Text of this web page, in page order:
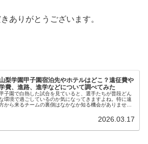
ありがとうございます。
山梨学園甲子園宿泊先やホテルはどこ？遠征費や
費、進路、進学などについて調べてみた
子園で白熱した試合を見ていると、選手たちが普段どん
環境で過ごしているのか気になってきますよね。特に遠
から来るチームの裏側はなかなか知る機会がありませ
2026.03.17